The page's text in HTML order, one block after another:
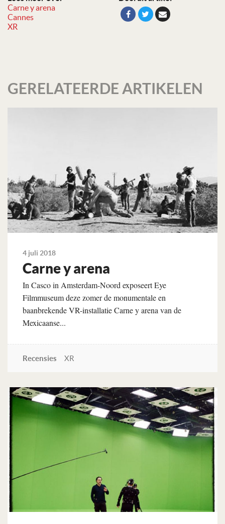
Carne y arena
Cannes
XR
GERELATEERDE ARTIKELEN
4 juli 2018
Carne y arena
In Casco in Amsterdam-Noord exposeert Eye
Filmmuseum deze zomer de monumentale en
baanbrekende VR-installatie Carne y arena van de
Mexicaanse...
Recensies XR
Lees verder